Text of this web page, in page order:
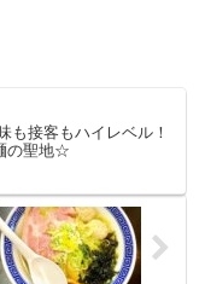
の聖地☆